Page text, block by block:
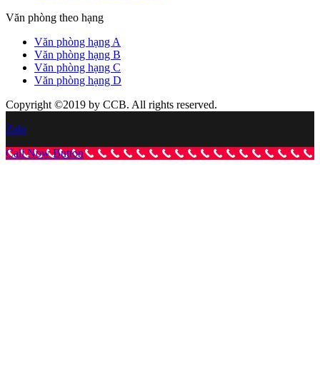
Văn phòng theo hạng
Văn phòng hạng A
Văn phòng hạng B
Văn phòng hạng C
Văn phòng hạng D
Copyright ©2019 by CCB. All rights reserved.
Zalo
Call Now Button